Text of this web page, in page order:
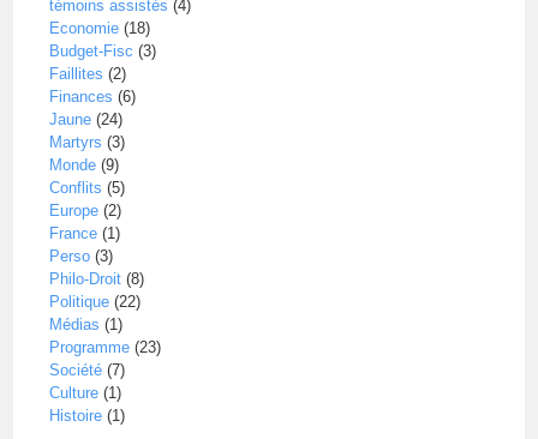
témoins assistés (4)
Economie (18)
Budget-Fisc (3)
Faillites (2)
Finances (6)
Jaune (24)
Martyrs (3)
Monde (9)
Conflits (5)
Europe (2)
France (1)
Perso (3)
Philo-Droit (8)
Politique (22)
Médias (1)
Programme (23)
Société (7)
Culture (1)
Histoire (1)